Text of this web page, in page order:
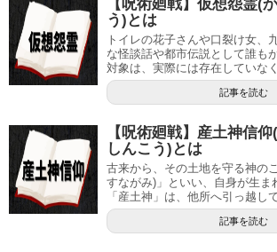
【呪術廻戦】仮想怨霊(
う)とは
トイレの花子さんや口裂け女、
な怪談話や都市伝説として誰も
対象は、実際には存在していな
記事を読む
【呪術廻戦】産土神信
しんこう)とは
古来から、その土地を守る神の
すながみ)」といい、自身が生ま
「産土神」は、他所へ引っ越し
記事を読む